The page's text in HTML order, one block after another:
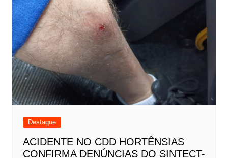
Destaque
ACIDENTE NO CDD HORTÊNSIAS
CONFIRMA DENÚNCIAS DO SINTECT-